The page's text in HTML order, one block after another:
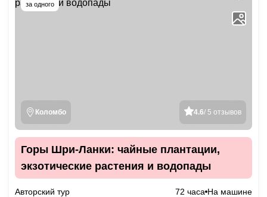
за одного
4.6/ 5 отзывов
Коломбо
Горы Шри-Ланки: чайные плантации,
экзотические растения и водопады
Авторский тур 72 часа На машине